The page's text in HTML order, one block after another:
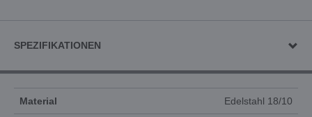
SPEZIFIKATIONEN
Material Edelstahl 18/10